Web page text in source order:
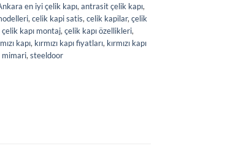
en iyi çelik kapı, antrasit çelik kapı,
, celik kapi satis, celik kapilar, çelik
çelik kapı montaj, çelik kapı özellikleri,
kapı, kırmızı kapı fiyatları, kırmızı kapı
mimari, steeldoor